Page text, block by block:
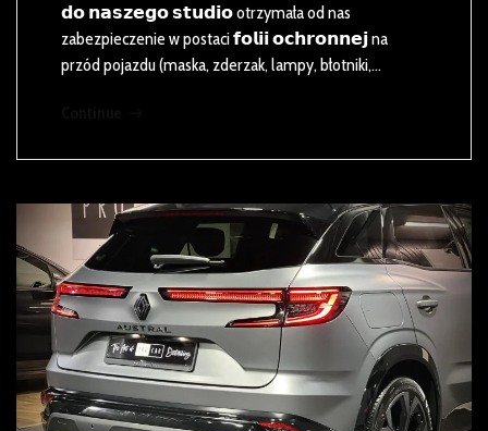
𝗱𝗼 𝗻𝗮𝘀𝘇𝗲𝗴𝗼 𝘀𝘁𝘂𝗱𝗶𝗼 otrzymała od nas
zabezpieczenie w postaci 𝗳𝗼𝗹𝗶𝗶 𝗼𝗰𝗵𝗿𝗼𝗻𝗻𝗲𝗷 na
przód pojazdu (maska, zderzak, lampy, błotniki,…